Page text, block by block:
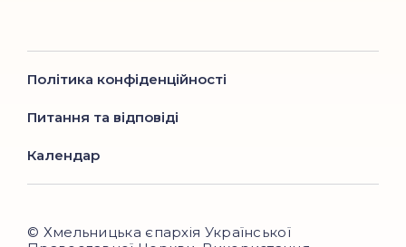
Політика конфіденційності
Питання та відповіді
Календар
© Хмельницька єпархія Української